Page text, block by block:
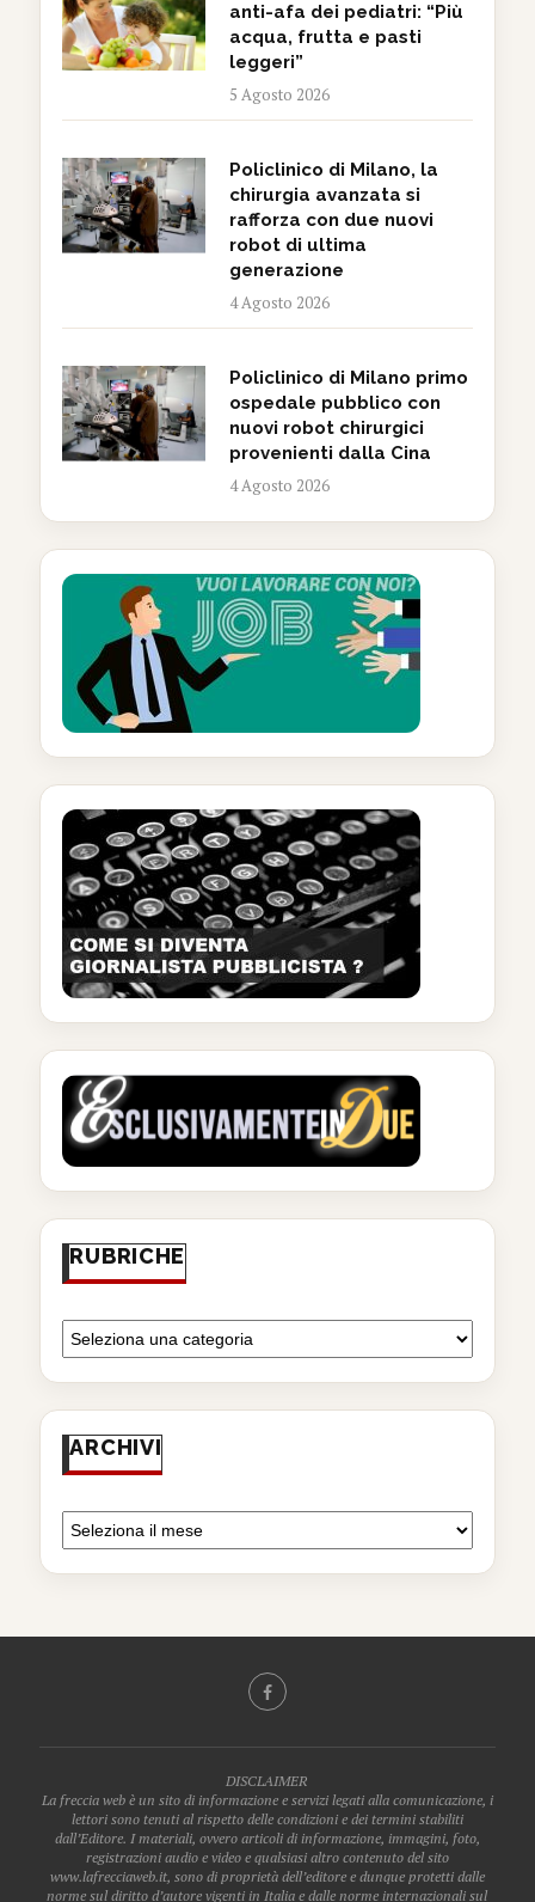
anti-afa dei pediatri: “Più
acqua, frutta e pasti
leggeri”
5 Agosto 2026
Policlinico di Milano, la
chirurgia avanzata si
rafforza con due nuovi
robot di ultima
generazione
4 Agosto 2026
Policlinico di Milano primo
ospedale pubblico con
nuovi robot chirurgici
provenienti dalla Cina
4 Agosto 2026
RUBRICHE
ARCHIVI
DISCLAIMER
La freccia web è un sito di informazione e servizi legati alla comunicazione, i
lettori sono tenuti al rispetto delle condizioni e dei termini stabiliti
dall’Editore. I materiali, ovvero articoli di informazione, immagini, foto,
registrazioni audio e video e qualsiasi altro contenuto del sito
www.lafrecciaweb.it, sono di proprietà dell’editore e dunque protetti dalle
norme sul diritto d’autore vigenti in Italia e dalle norme internazionali sul